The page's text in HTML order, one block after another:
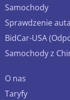
Samochody
Sprawdzenie
BidCar-USA
Samochody z
O nas
Taryfy